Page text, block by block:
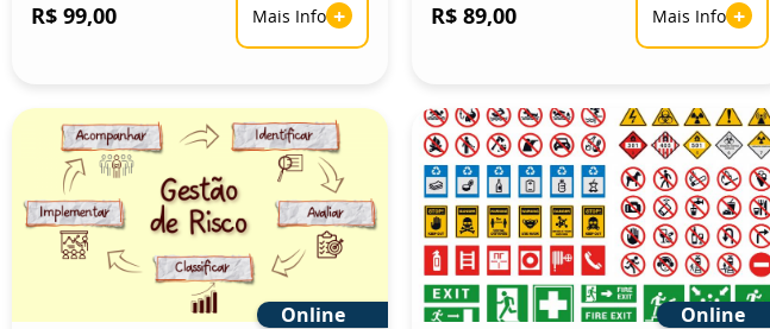
R$ 99,00 Mais Info + R$ 89,00 Mais Info +
Online Online